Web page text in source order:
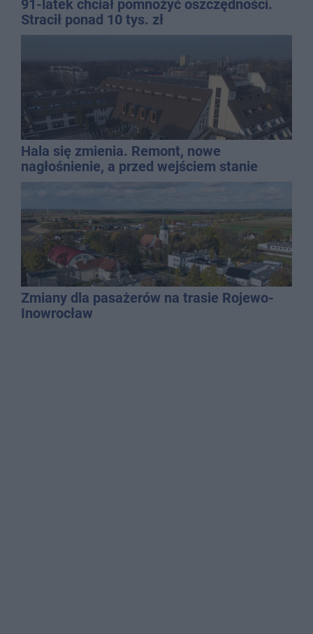
91-latek chciał pomnożyć oszczędności.
Stracił ponad 10 tys. zł
Hala się zmienia. Remont, nowe
nagłośnienie, a przed wejściem stanie
QEMETICA ARENA
Zmiany dla pasażerów na trasie Rojewo-
Inowrocław